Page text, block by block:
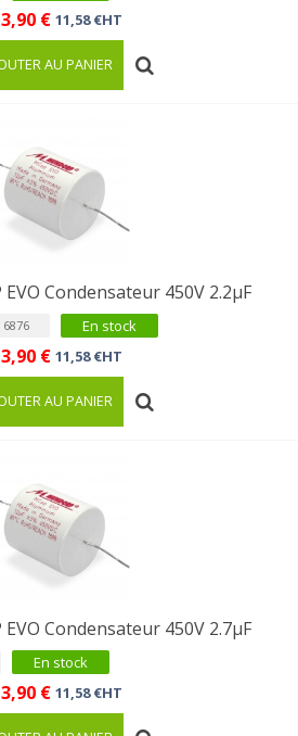
€ 11,58 €HT
AU PANIER
EVO Condensateur 450V 2.2µF
6876 En stock
€ 11,58 €HT
AU PANIER
EVO Condensateur 450V 2.7µF
En stock
€ 11,58 €HT